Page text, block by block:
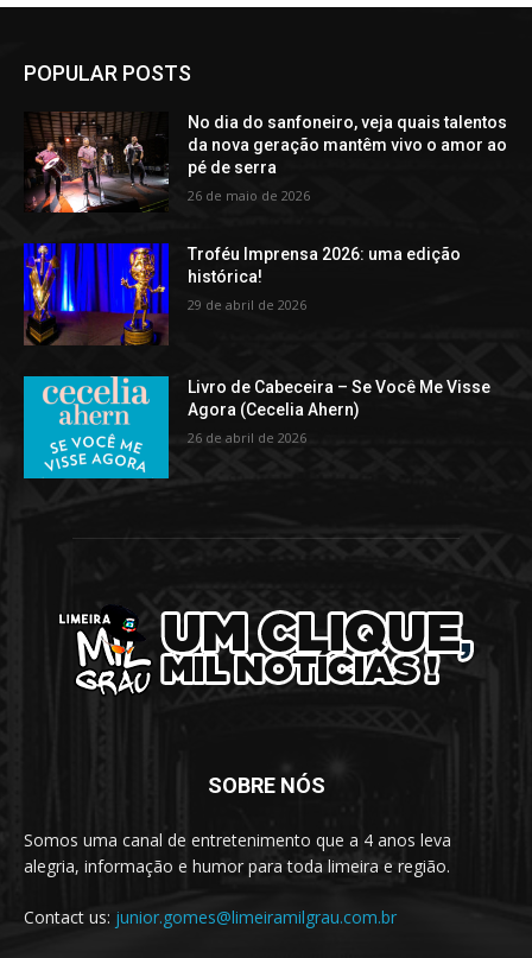
POPULAR POSTS
No dia do sanfoneiro, veja quais talentos
da nova geração mantêm vivo o amor ao
pé de serra
26 de maio de 2026
Troféu Imprensa 2026: uma edição
histórica!
29 de abril de 2026
Livro de Cabeceira – Se Você Me Visse
Agora (Cecelia Ahern)
26 de abril de 2026
SOBRE NÓS
Somos uma canal de entretenimento que a 4 anos leva
alegria, informação e humor para toda limeira e região.
Contact us: junior.gomes@limeiramilgrau.com.br